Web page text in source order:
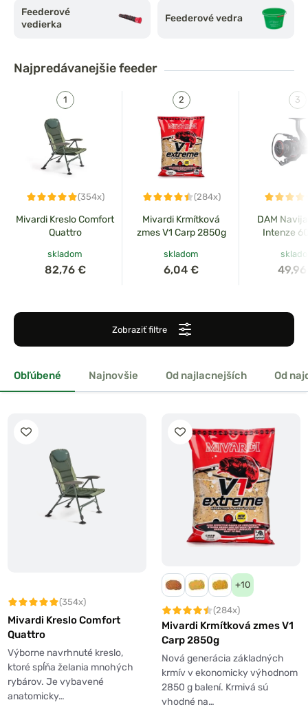
Feederové
vedierka
Feederové vedra
Najpredávanejšiefeeder
(354x)
Mivardi Kreslo Comfort
Quattro
skladom
82,76 €
(284x)
Mivardi Krmítková
zmes V1 Carp 2850g
skladom
6,04 €
DAM
Intenze
Zobraziť filtre
Obľúbené Najnovšie Od najlacnejších Od
(354x)
Mivardi Kreslo Comfort
Quattro
Výborne navrhnuté kreslo,
ktoré spĺňa želania mnohých
rybárov. Je vybavené
anatomicky…
+10
(284x)
Mivardi Krmítková zmes V1
Carp 2850g
Nová generácia základných
krmív v ekonomicky výhodnom
2850 g balení. Krmivá sú
vhodné na…